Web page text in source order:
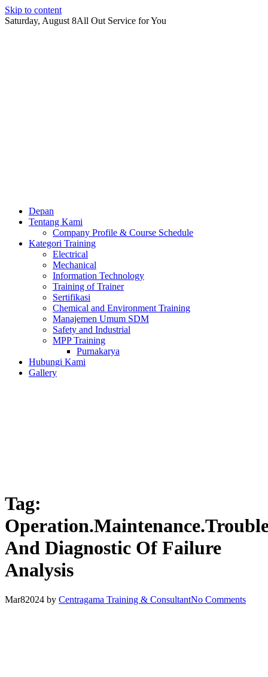
Skip to content
Saturday, August 8All Out Service for You
Depan
Tentang Kami
Company Profile & Course Schedule
Kategori Training
Electrical
Mechanical
Information Technology
Training of Trainer
Sertifikasi
Chemical and Environment Training
Manajemen Umum SDM
Safety and Industrial
MPP Training
Purnakarya
Hubungi Kami
Gallery
Tag:
And Diagnostic Of Failure
Analysis
Mar82024 by Centragama Training & ConsultantNo Comments